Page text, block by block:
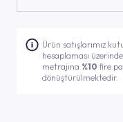
Ürün satışlarımız
hesaplaması
metrajına %10fire
dönüştürülmektedir.